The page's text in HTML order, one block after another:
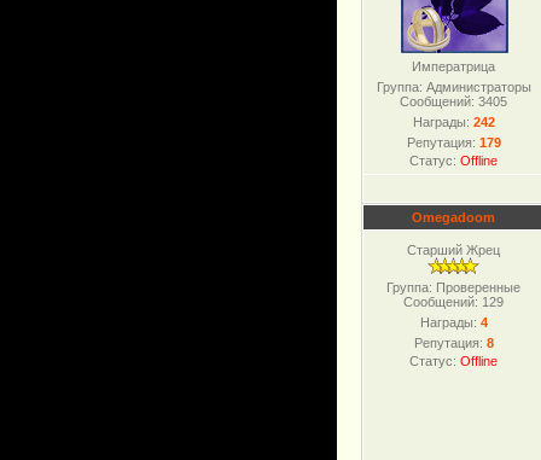
Императрица
Группа: Администраторы
Сообщений:3405
Награды: 242
Репутация: 179
Статус:Offline
Omegadoom
Старший Жрец
Группа: Проверенные
Сообщений: 129
Награды: 4
Репутация: 8
Статус:Offline